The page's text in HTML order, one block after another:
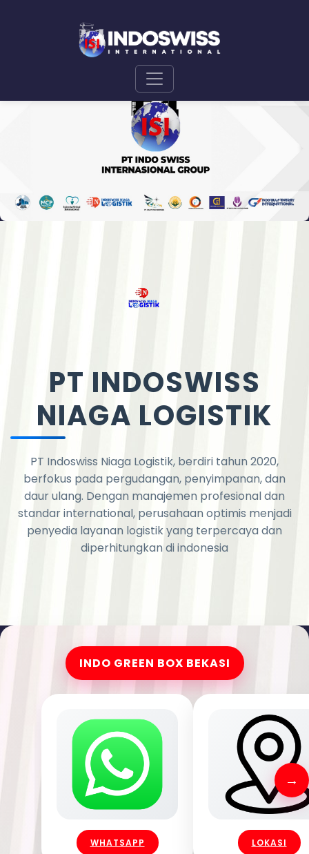
PT INDOSWISS
NIAGA LOGISTIK
PT Indoswiss Niaga Logistik, berdiri tahun 2020,
berfokus pada pergudangan, penyimpanan, dan
daur ulang. Dengan manajemen profesional dan
standar international, perusahaan optimis menjadi
penyedia layanan logistik yang terpercaya dan
diperhitungkan di indonesia
INDO GREEN BOX BEKASI
←
WHATSAPP LOKASI
→